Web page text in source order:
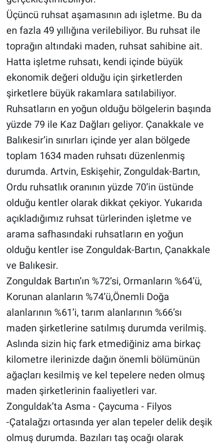
Üçüncü ruhsat aşamasının adı işletme. Bu da
en fazla 49 yıllığına verilebiliyor. Bu ruhsat ile
toprağın altındaki maden, ruhsat sahibine ait.
Hatta işletme ruhsatı, kendi içinde büyük
ekonomik değeri olduğu için şirketlerden
şirketlere büyük rakamlara satılabiliyor.
Ruhsatların en yoğun olduğu bölgelerin başında
yüzde 79 ile Kaz Dağları geliyor. Çanakkale ve
Balıkesir’in sınırları içinde yer alan bölgede
toplam 1634 maden ruhsatı düzenlenmiş
durumda. Artvin, Eskişehir, Zonguldak-Bartın,
Ordu ruhsatlık oranının yüzde 70’in üstünde
olduğu kentler olarak dikkat çekiyor. Yukarıda
açıkladığımız ruhsat türlerinden işletme ve
arama safhasındaki ruhsatların en yoğun
olduğu kentler ise Zonguldak-Bartın, Çanakkale
ve Balıkesir.
Zonguldak Bartın’ın %72’si, Ormanların %64’ü,
Korunan alanların %74’ü,Önemli Doğa
alanlarının %61’i, tarım alanlarının %66’sı
maden şirketlerine satılmış durumda verilmiş.
Aslında sizin hiç fark etmediğiniz ama birkaç
kilometre ilerinizde dağın önemli bölümünün
ağaçları kesilmiş ve kel tepelere neden olmuş
maden şirketlerinin faaliyetleri var.
Zonguldak’ta Asma - Çaycuma - Filyos
-Çatalağzı ortasında yer alan tepeler delik deşik
olmuş durumda. Bazıları taş ocağı olarak